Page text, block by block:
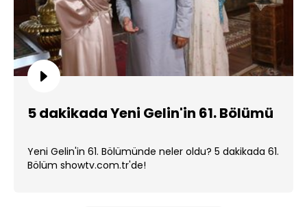
5 dakikada Yeni Gelin'in 61. Bölümü
Yeni Gelin'in 61. Bölümünde neler oldu? 5 dakikada 61.
Bölüm showtv.com.tr'de!